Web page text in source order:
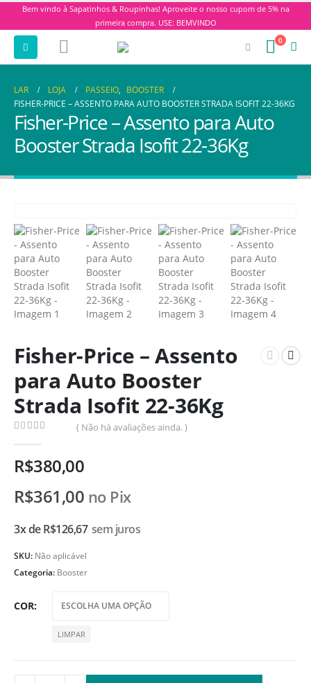
Bem vindo à Sapatinhos & Roupinhas! Aproveite o nosso cupom de 5% na
primeira compra. USE: BEMVINDO
0
LAR LOJA PASSEIO, BOOSTER
FISHER-PRICE – ASSENTO PARA AUTO BOOSTER STRADA ISOFIT 22-36KG
Fisher-Price – Assento para Auto
Booster Strada Isofit 22-36Kg
Fisher-Price – Assento
para Auto Booster
Strada Isofit 22-36Kg
( Não há avaliações ainda. )
R$380,00
R$361,00 no Pix
3x deR$126,67 sem juros
SKU: Não aplicável
Categoria: Booster
COR
LIMPAR